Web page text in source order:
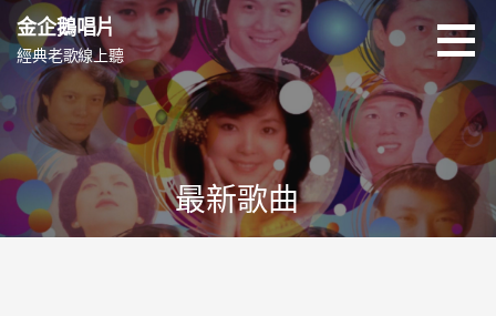
至
主
要
內
金企鵝唱片
經典老歌線上聽
最新歌曲